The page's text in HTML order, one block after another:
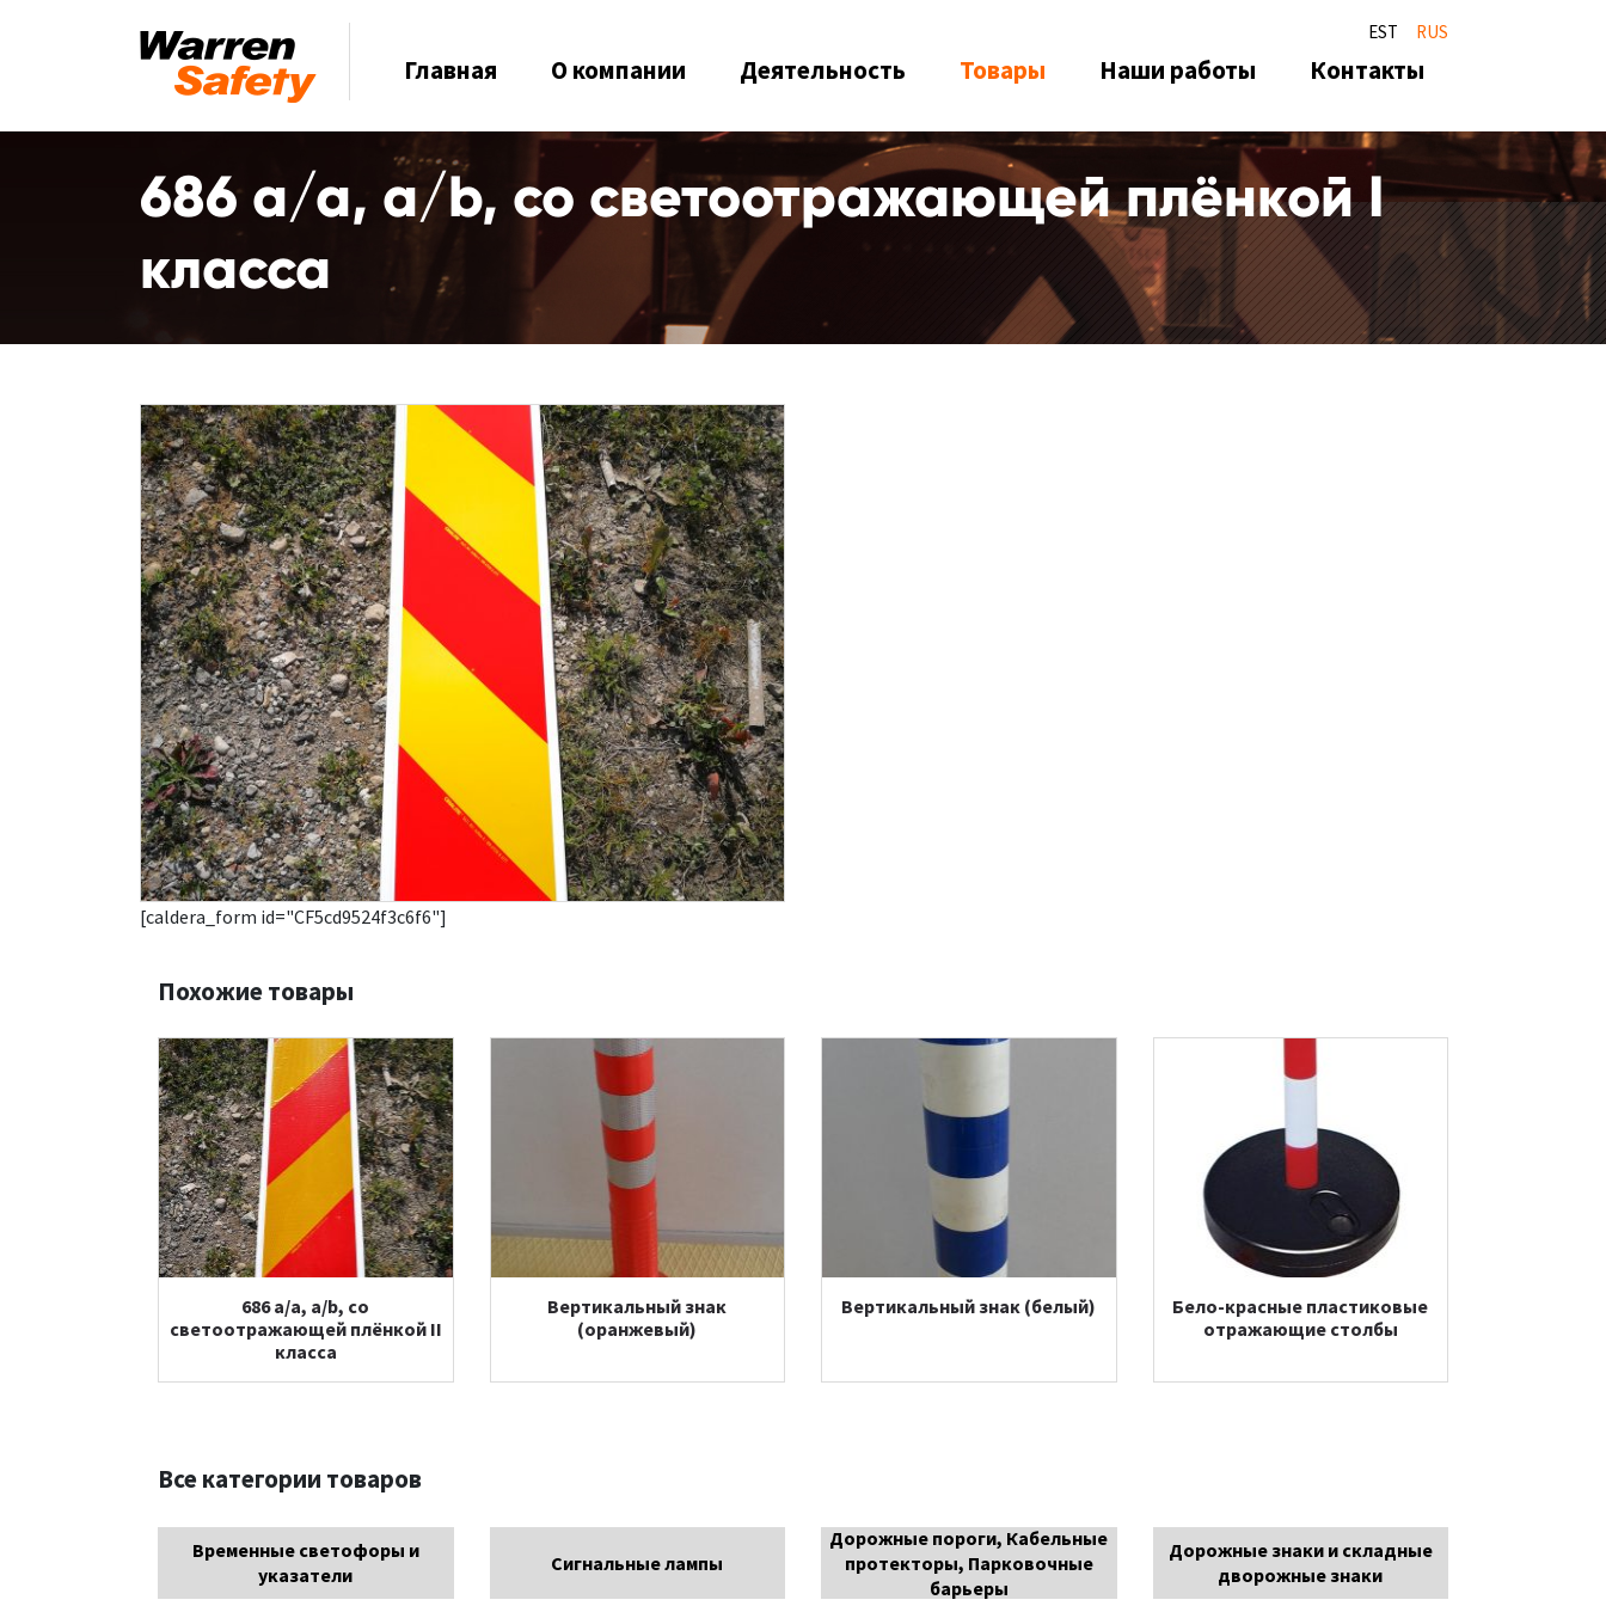
EST RUS
Главная О компании Деятельность Товары Наши работы Контакты
686 a/a, a/b, со светоотражающей плёнкой I
класса
[caldera_form id="CF5cd9524f3c6f6"]
Похожие товары
686 a/a, a/b, со
светоотражающей плёнкой II
класса
Вертикальный знак
(оранжевый)
Вертикальный знак (белый)
Бело-красные пластиковые
отражающие столбы
Все категории товаров
Временные светофоры и
указатели
Сигнальные лампы
Дорожные пороги, Кабельные
протекторы, Парковочные
барьеры
Дорожные знаки и складные
дворожные знаки